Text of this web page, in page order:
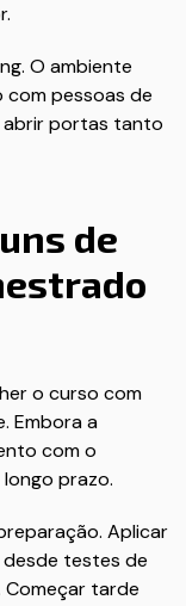
O ambiente
pessoas de
abrir portas tanto
de
o curso com
Embora a
com o
prazo.
Aplicar
testes de
tarde